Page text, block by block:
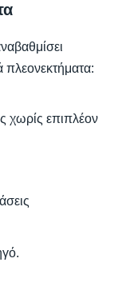
πλεονεκτήματα:
χωρίς επιπλέον